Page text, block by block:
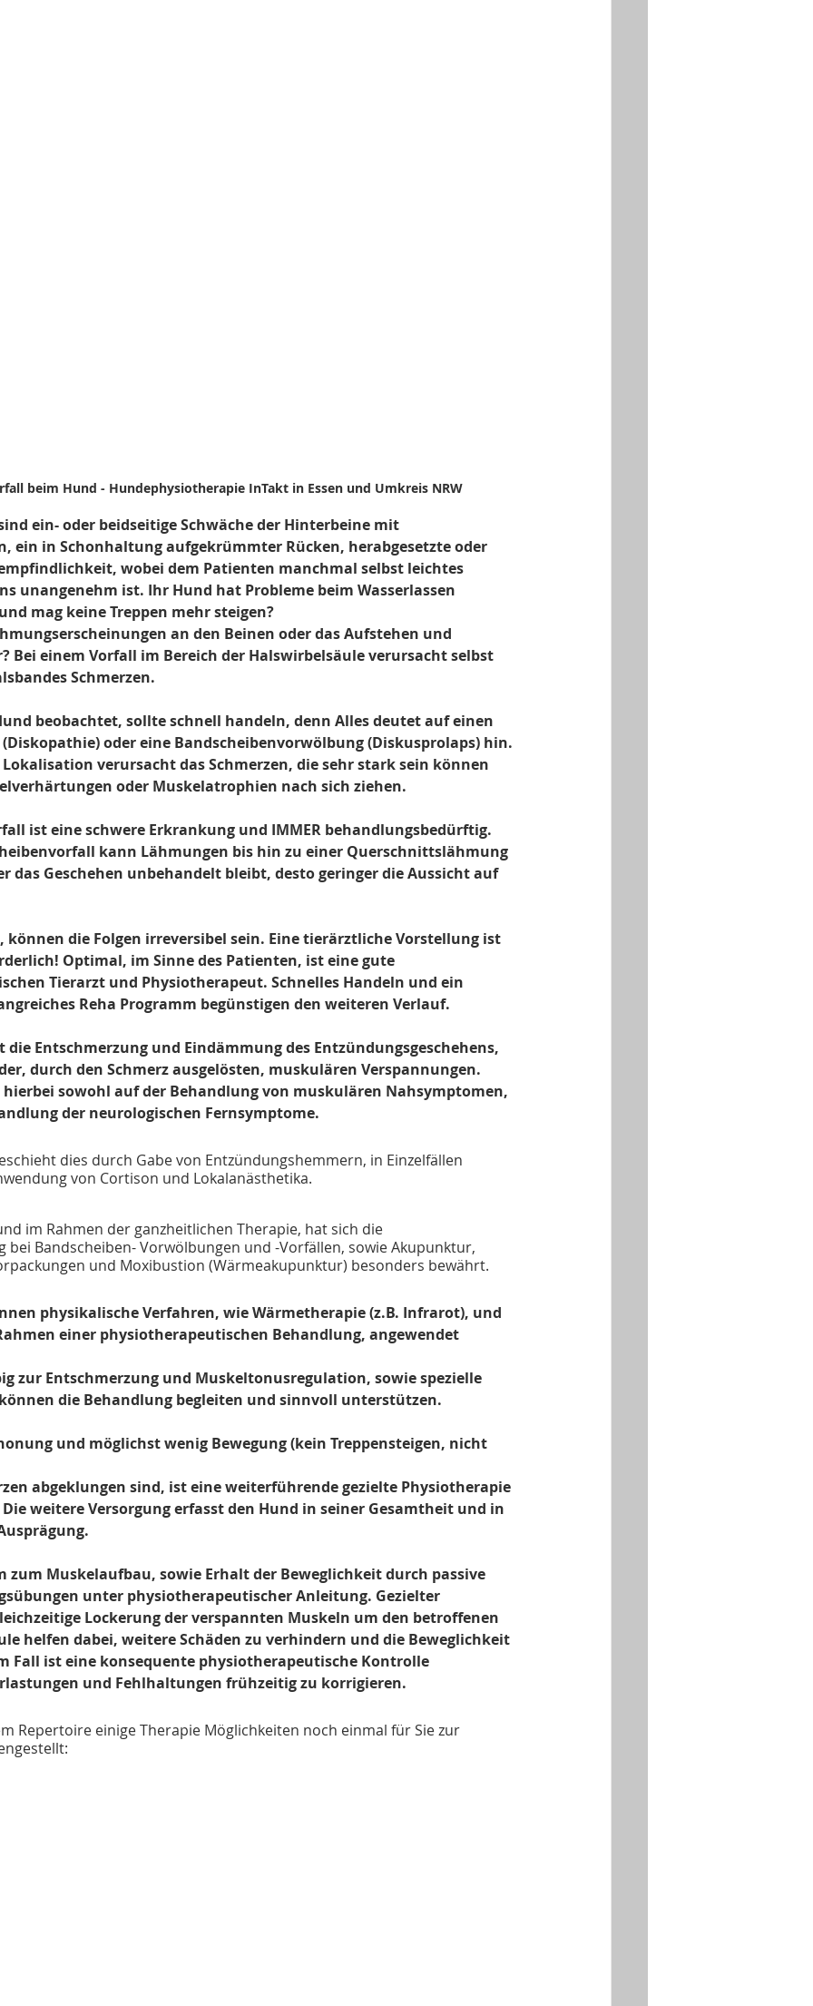
beim Hund - Hundephysiotherapie InTakt in Essen und Umkreis NRW
ein- oder beidseitige Schwäche der Hinterbeine mit
ein in Schonhaltung aufgekrümmter Rücken, herabgesetzte oder
wobei dem Patienten manchmal selbst leichtes
unangenehm ist. Ihr Hund hat Probleme beim Wasserlassen
mag keine Treppen mehr steigen?
an den Beinen oder das Aufstehen und
Bei einem Vorfall im Bereich der Halswirbelsäule verursacht selbst
Schmerzen.
beobachtet, sollte schnell handeln, denn Alles deutet auf einen
oder eine Bandscheibenvorwölbung (Diskusprolaps) hin.
Lokalisation verursacht das Schmerzen, die sehr stark sein können
oder Muskelatrophien nach sich ziehen.
ist eine schwere Erkrankung und IMMER behandlungsbedürftig.
kann Lähmungen bis hin zu einer Querschnittslähmung
das Geschehen unbehandelt bleibt, desto geringer die Aussicht auf
können die Folgen irreversibel sein. Eine tierärztliche Vorstellung ist
Optimal, im Sinne des Patienten, ist eine gute
Tierarzt und Physiotherapeut. Schnelles Handeln und ein
Reha Programm begünstigen den weiteren Verlauf.
Entschmerzung und Eindämmung des Entzündungsgeschehens,
durch den Schmerz ausgelösten, muskulären Verspannungen.
hierbei sowohl auf der Behandlung von muskulären Nahsymptomen,
der neurologischen Fernsymptome.
dies durch Gabe von Entzündungshemmern, in Einzelfällen
von Cortison und Lokalanästhetika.
im Rahmen der ganzheitlichen Therapie, hat sich die
bei Bandscheiben- Vorwölbungen und -Vorfällen, sowie Akupunktur,
und Moxibustion (Wärmeakupunktur) besonders bewährt.
physikalische Verfahren, wie Wärmetherapie (z.B. Infrarot), und
einer physiotherapeutischen Behandlung, angewendet
zur Entschmerzung und Muskeltonusregulation, sowie spezielle
die Behandlung begleiten und sinnvoll unterstützen.
und möglichst wenig Bewegung (kein Treppensteigen, nicht
abgeklungen sind, ist eine weiterführende gezielte Physiotherapie
weitere Versorgung erfasst den Hund in seiner Gesamtheit und in
zum Muskelaufbau, sowie Erhalt der Beweglichkeit durch passive
unter physiotherapeutischer Anleitung. Gezielter
Lockerung der verspannten Muskeln um den betroffenen
helfen dabei, weitere Schäden zu verhindern und die Beweglichkeit
Fall ist eine konsequente physiotherapeutische Kontrolle
und Fehlhaltungen frühzeitig zu korrigieren.
Repertoire einige Therapie Möglichkeiten noch einmal für Sie zur